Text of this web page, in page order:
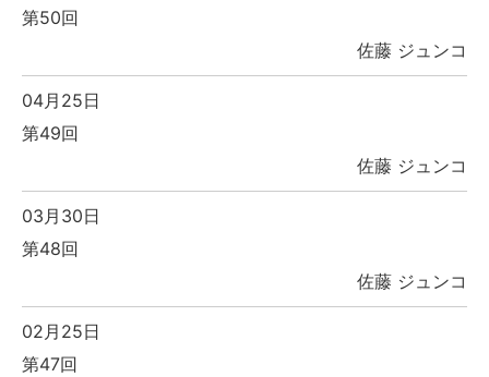
第50回
佐藤 ジュンコ
04月25日
第49回
佐藤 ジュンコ
03月30日
第48回
佐藤 ジュンコ
02月25日
第47回